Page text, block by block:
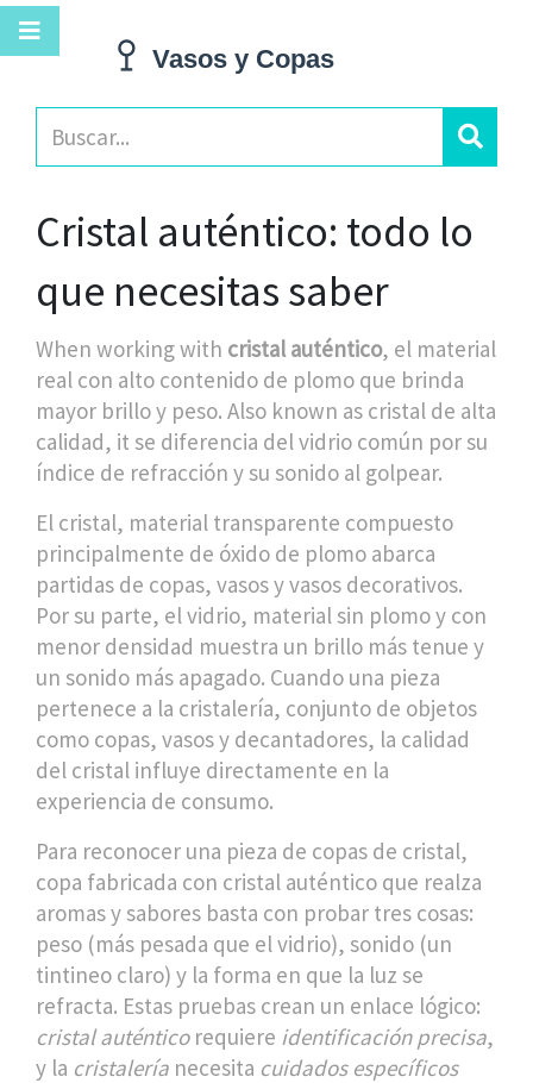
Cristal auténtico: todo lo
que necesitas saber
When working with cristal auténtico, el material
real con alto contenido de plomo que brinda
mayor brillo y peso. Also known as cristal de alta
calidad, it se diferencia del vidrio común por su
índice de refracción y su sonido al golpear.
El cristal, material transparente compuesto
principalmente de óxido de plomo abarca
partidas de copas, vasos y vasos decorativos.
Por su parte, elvidrio, material sin plomo y con
menor densidad muestra un brillo más tenue y
un sonido más apagado. Cuando una pieza
pertenece a la cristalería, conjunto de objetos
como copas, vasos y decantadores, la calidad
del cristal influye directamente en la
experiencia de consumo.
Para reconocer una pieza de copas de cristal,
copa fabricada con cristal auténtico que realza
aromas y sabores basta con probar tres cosas:
peso (más pesada que el vidrio), sonido (un
tintineo claro) y la forma en que la luz se
refracta. Estas pruebas crean un enlace lógico:
cristal auténticorequiere identificación precisa,
y la cristalería necesita cuidados específicos